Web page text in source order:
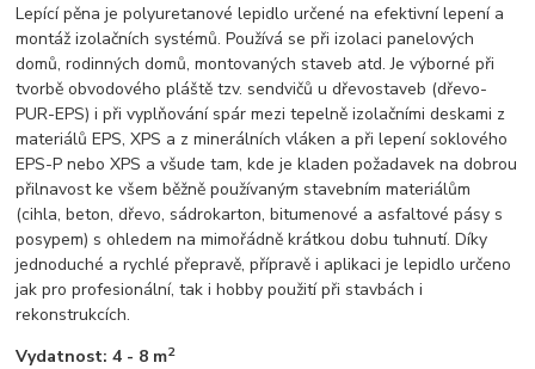
Lepící pěna je polyuretanové lepidlo určené na efektivní lepení a
montáž izolačních systémů. Používá se při izolaci panelových
domů, rodinných domů, montovaných staveb atd. Je výborné při
tvorbě obvodového pláště tzv. sendvičů u dřevostaveb (dřevo-
PUR-EPS) i při vyplňování spár mezi tepelně izolačními deskami z
materiálů EPS, XPS a z minerálních vláken a při lepení soklového
EPS-P nebo XPS a všude tam, kde je kladen požadavek na dobrou
přilnavost ke všem běžně používaným stavebním materiálům
(cihla, beton, dřevo, sádrokarton, bitumenové a asfaltové pásy s
posypem) s ohledem na mimořádně krátkou dobu tuhnutí. Díky
jednoduché a rychlé přepravě, přípravě i aplikaci je lepidlo určeno
jak pro profesionální, tak i hobby použití při stavbách i
rekonstrukcích.
Vydatnost: 4 - 8 m2